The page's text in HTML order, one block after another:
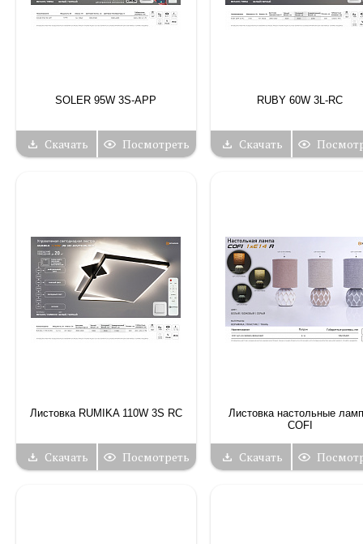
SOLER 95W 3S-APP
Скачать Посмотреть
RUBY 60W 3L-RC
Скачать
Листовка RUMIKA 110W 3S RC
Скачать Посмотреть
Листовка настольные
COFI
Скачать